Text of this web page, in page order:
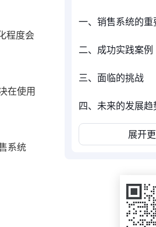
程度会
在使用
系统
一、销售系统的重
二、成功实践案例
三、面临的挑战
四、未来的发展趋
展开